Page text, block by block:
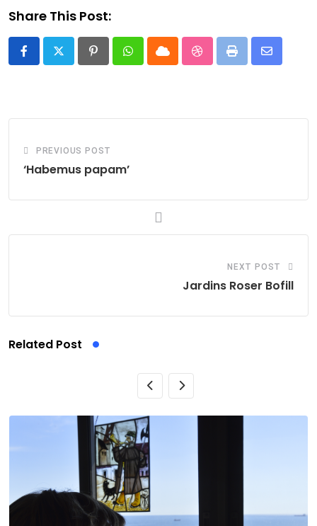
Share This Post:
PinterestWhatsappCloud StumbleUpon
Print
Share
PREVIOUS POST
‘Habemus papam’
NEXT POST
Jardins Roser Bofill
Related Post